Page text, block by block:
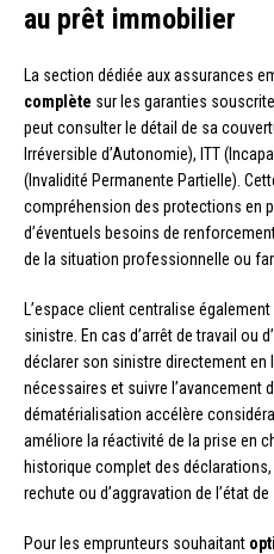
au prêt immobilier
La section dédiée aux assurances
complète sur les garanties
peut consulter le détail de sa
Irréversible d’Autonomie), ITT
(Invalidité Permanente Partielle).
compréhension des protections en
d’éventuels besoins de
de la situation professionnelle ou
L’espace client centralise
sinistre. En cas d’arrêt de travail ou
déclarer son sinistre directement
nécessaires et suivre l’avancement
dématérialisation accélère
améliore la réactivité de la prise en
historique complet des
rechute ou d’aggravation de l’état de
Pour les emprunteurs souhaitant